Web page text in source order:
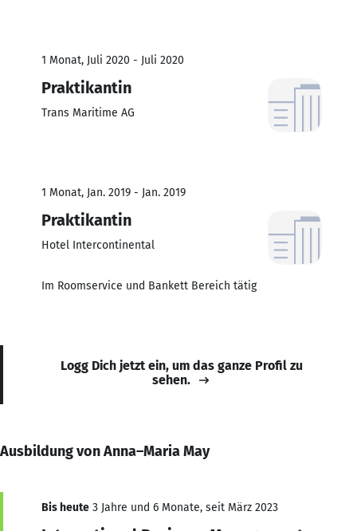
1 Monat, Juli 2020 - Juli 2020
Praktikantin
Trans Maritime AG
1 Monat, Jan. 2019 - Jan. 2019
Praktikantin
Hotel Intercontinental
Im Roomservice und Bankett Bereich tätig
Logg Dich jetzt ein, um das ganze Profil zu
sehen.
Ausbildung von Anna–Maria May
Bis heute 3 Jahre und 6 Monate, seit März 2023